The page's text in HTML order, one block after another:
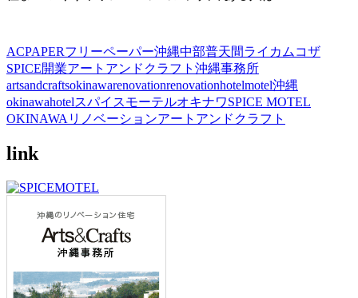
ACPAPERフリーペーパー沖縄中部普天間ライカム コザ
SPICE開業アートアンドクラフト沖縄事務所
artsandcraftsokinawarenovationrenovationhotelmotel沖縄
okinawahotelスパイスモーテルオキナワSPICE MOTEL
OKINAWA リノベーションアートアンドクラフト
link